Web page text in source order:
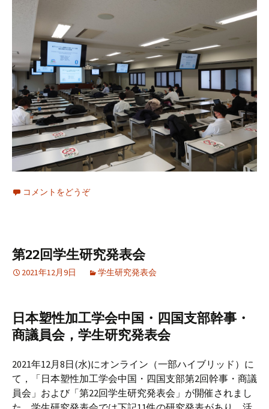
コメントをどうぞ
第22回学生研究発表会
2021年12月9日 学生研究発表会
日本塑性加工学会中国・四国支部幹事・
商議員会，学生研究発表会
2021年12月8日(水)にオンライン（一部ハイブリッド）に
て，「日本塑性加工学会中国・四国支部第2回幹事・商議
員会」および「第22回学生研究発表会」が開催されまし